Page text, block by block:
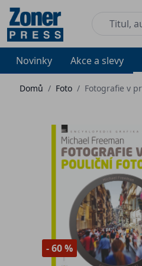
Novinky Akce a slevy
Domů / Foto / Fotografie v
- 60 %